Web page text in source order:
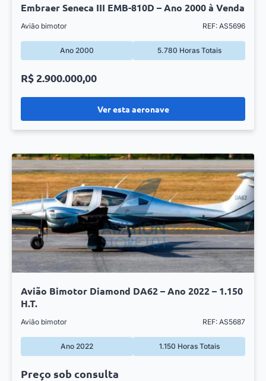
Embraer Seneca III EMB-810D – Ano 2000 à Venda
Avião bimotor REF: AS5696
Ano 2000 5.780 Horas Totais
Ver esta aeronave
R$ 2.900.000,00
Avião Bimotor Diamond DA62 – Ano 2022 – 1.150
H.T.
Avião bimotor REF: AS5687
Ano 2022 1.150 Horas Totais
Preço sob consulta